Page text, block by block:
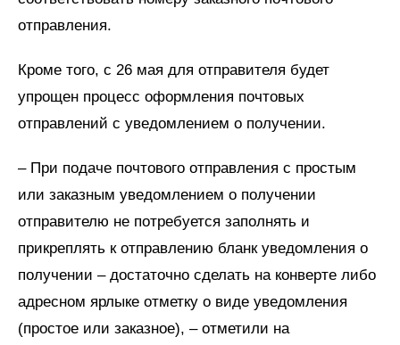
отправления.
Кроме того, с 26 мая для отправителя будет
упрощен процесс оформления почтовых
отправлений с уведомлением о получении.
– При подаче почтового отправления с простым
или заказным уведомлением о получении
отправителю не потребуется заполнять и
прикреплять к отправлению бланк уведомления о
получении – достаточно сделать на конверте либо
адресном ярлыке отметку о виде уведомления
(простое или заказное), – отметили на